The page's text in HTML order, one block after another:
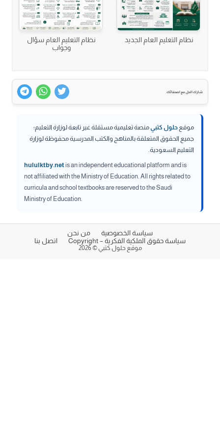
نظام التعليم العام الجديد
نظام التعليم العام سؤال
وجواب
الحل مع اصدقائك
حلول كتبيمنصة تعليمية مستقلة غير تابعة لوزارة التعليم؛
جميع الحقوق المتعلقة بالمناهج والكتب المدرسية محفوظة لوزارة
التعليم السعودية.
hululktby.netis an independent educational platform and is
not affiliated with the Ministry of Education. All rights related to
curricula and school textbooks are reserved to the Saudi
Ministry of Education.
سياسة الخصوصية
من نحن
سياسة حقوق الملكية الفكرية – Copyright
اتصل بنا
موقع حلول كتبي © 2026